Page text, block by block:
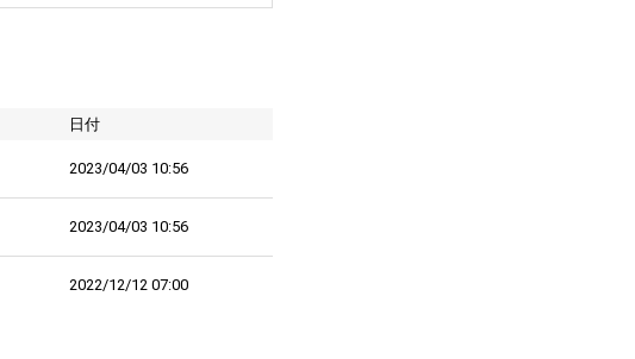
日付
2023/04/03 10:56
2023/04/03 10:56
2022/12/12 07:00